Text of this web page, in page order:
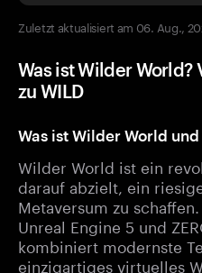
Zuletzt aktualisiert am 06. Aug.,
Was ist Wilder
zu WILD
Was ist Wilder World
Wilder World ist ein
darauf abzielt, ein
Metaversum zu
Unreal Engine 5 und
kombiniert modernste
einzigartiges virtuelles